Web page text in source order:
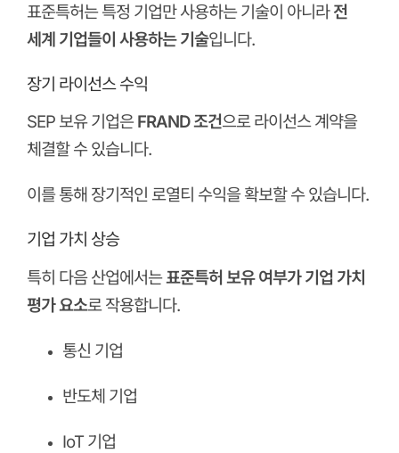
표준특허는 특정 기업만 사용하는 기술이 아니라전
세계 기업들이 사용하는 기술입니다.
장기 라이선스 수익
SEP 보유 기업은 FRAND 조건으로 라이선스 계약을
체결할 수 있습니다.
이를 통해 장기적인 로열티 수익을 확보할 수 있습니다.
기업 가치 상승
특히 다음 산업에서는표준특허 보유 여부가 기업 가치
평가 요소로 작용합니다.
통신 기업
반도체 기업
IoT 기업